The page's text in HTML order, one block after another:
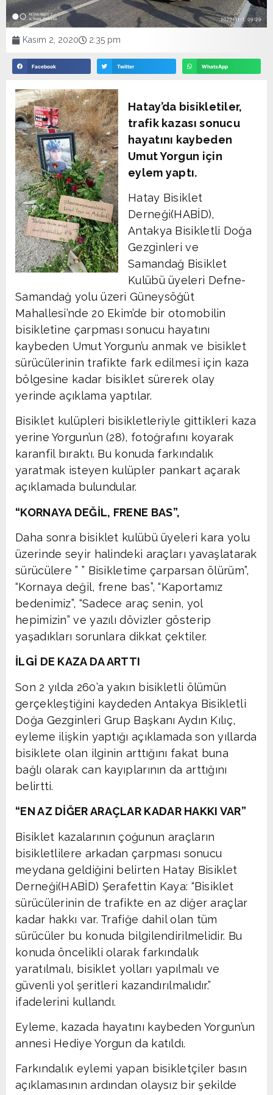
Kasım 2, 2020 2:35 pm
Facebook Twitter WhatsApp
Hatay’da bisikletiler,
trafik kazası sonucu
hayatını kaybeden
Umut Yorgun için
eylem yaptı.
Hatay Bisiklet
Derneği(HABİD),
Antakya Bisikletli Doğa
Gezginleri ve
Samandağ Bisiklet
Kulübü üyeleri Defne-
Samandağ yolu üzeri Güneysöğüt
Mahallesi’nde 20 Ekim’de bir otomobilin
bisikletine çarpması sonucu hayatını
kaybeden Umut Yorgun’u anmak ve bisiklet
sürücülerinin trafikte fark edilmesi için kaza
bölgesine kadar bisiklet sürerek olay
yerinde açıklama yaptılar.
Bisiklet kulüpleri bisikletleriyle gittikleri kaza
yerine Yorgun’un (28), fotoğrafını koyarak
karanfil bıraktı. Bu konuda farkındalık
yaratmak isteyen kulüpler pankart açarak
açıklamada bulundular.
“KORNAYA DEĞİL, FRENE BAS”,
Daha sonra bisiklet kulübü üyeleri kara yolu
üzerinde seyir halindeki araçları yavaşlatarak
sürücülere ” ” Bisikletime çarparsan ölürüm”,
“Kornaya değil, frene bas”, “Kaportamız
bedenimiz”, “Sadece araç senin, yol
hepimizin” ve yazılı dövizler gösterip
yaşadıkları sorunlara dikkat çektiler.
İLGİ DE KAZA DA ARTTI
Son 2 yılda 260’a yakın bisikletli ölümün
gerçekleştiğini kaydeden Antakya Bisikletli
Doğa Gezginleri Grup Başkanı Aydın Kılıç,
eyleme ilişkin yaptığı açıklamada son yıllarda
bisiklete olan ilginin arttığını fakat buna
bağlı olarak can kayıplarının da arttığını
belirtti.
“EN AZ DİĞER ARAÇLAR KADAR HAKKI VAR”
Bisiklet kazalarının çoğunun araçların
bisikletlilere arkadan çarpması sonucu
meydana geldiğini belirten Hatay Bisiklet
Derneği(HABİD) Şerafettin Kaya: “Bisiklet
sürücülerinin de trafikte en az diğer araçlar
kadar hakkı var. Trafiğe dahil olan tüm
sürücüler bu konuda bilgilendirilmelidir. Bu
konuda öncelikli olarak farkındalık
yaratılmalı, bisiklet yolları yapılmalı ve
güvenli yol şeritleri kazandırılmalıdır.”
ifadelerini kullandı.
Eyleme, kazada hayatını kaybeden Yorgun’un
annesi Hediye Yorgun da katıldı.
Farkındalık eylemi yapan bisikletçiler basın
açıklamasının ardından olaysız bir şekilde